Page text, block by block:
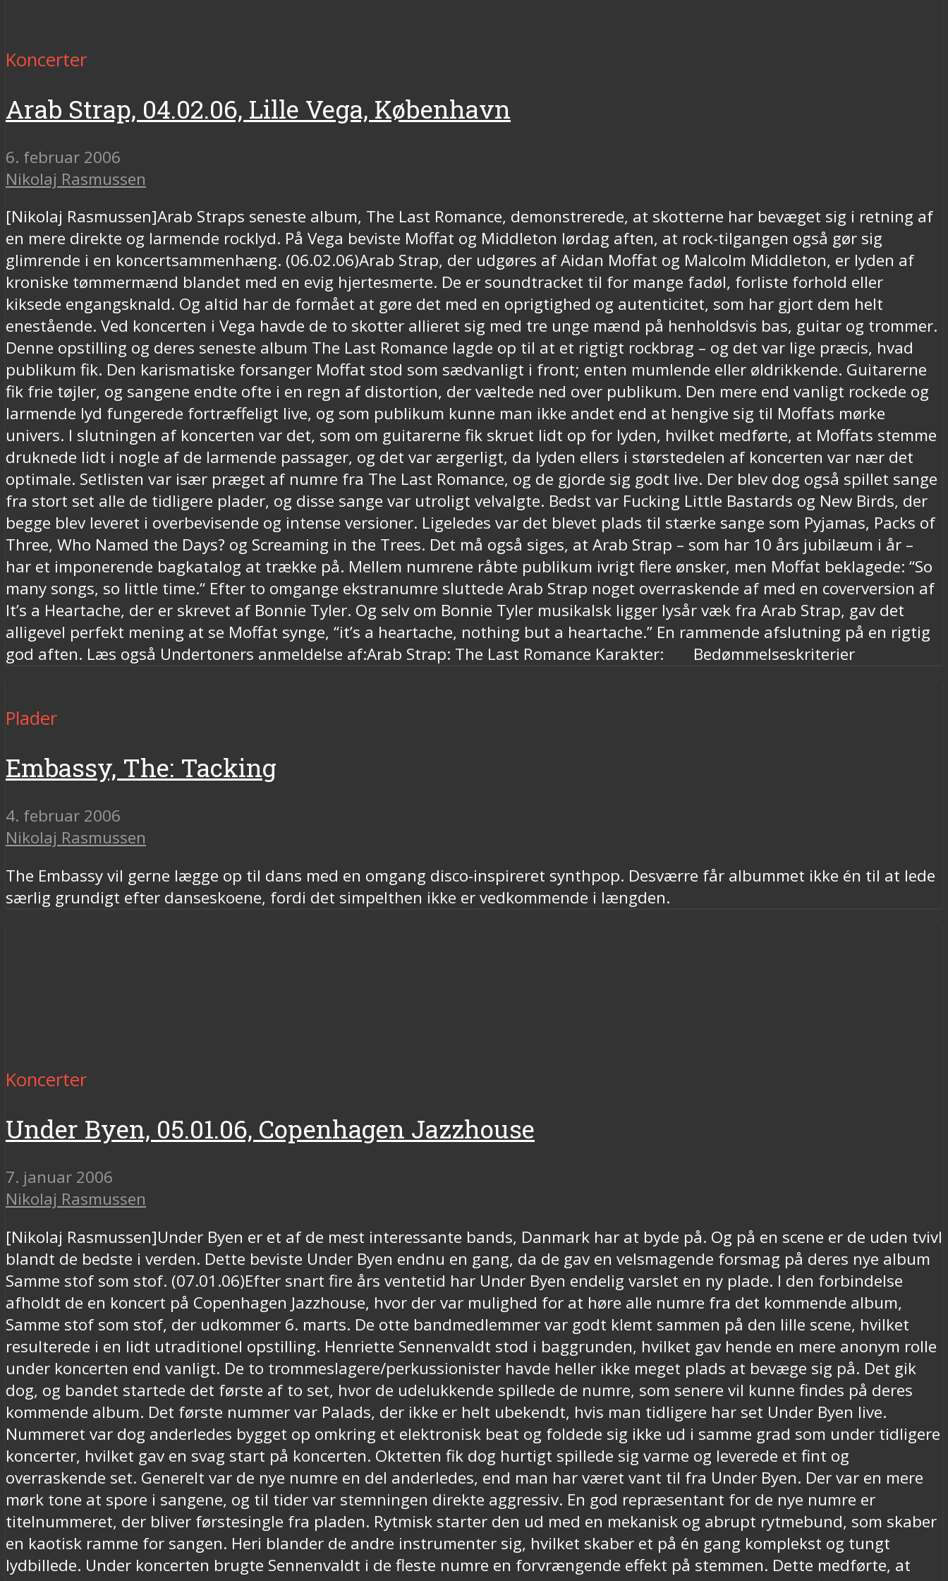
Koncerter
Arab Strap, 04.02.06, Lille Vega, København
6. februar 2006
Nikolaj Rasmussen
[Nikolaj Rasmussen]Arab Straps seneste album, The Last Romance, demonstrerede, at skotterne har bevæget sig i retning af
en mere direkte og larmende rocklyd. På Vega beviste Moffat og Middleton lørdag aften, at rock-tilgangen også gør sig
glimrende i en koncertsammenhæng. (06.02.06)Arab Strap, der udgøres af Aidan Moffat og Malcolm Middleton, er lyden af
kroniske tømmermænd blandet med en evig hjertesmerte. De er soundtracket til for mange fadøl, forliste forhold eller
kiksede engangsknald. Og altid har de formået at gøre det med en oprigtighed og autenticitet, som har gjort dem helt
enestående. Ved koncerten i Vega havde de to skotter allieret sig med tre unge mænd på henholdsvis bas, guitar og trommer.
Denne opstilling og deres seneste album The Last Romance lagde op til at et rigtigt rockbrag – og det var lige præcis, hvad
publikum fik. Den karismatiske forsanger Moffat stod som sædvanligt i front; enten mumlende eller øldrikkende. Guitarerne
fik frie tøjler, og sangene endte ofte i en regn af distortion, der væltede ned over publikum. Den mere end vanligt rockede og
larmende lyd fungerede fortræffeligt live, og som publikum kunne man ikke andet end at hengive sig til Moffats mørke
univers. I slutningen af koncerten var det, som om guitarerne fik skruet lidt op for lyden, hvilket medførte, at Moffats stemme
druknede lidt i nogle af de larmende passager, og det var ærgerligt, da lyden ellers i størstedelen af koncerten var nær det
optimale. Setlisten var især præget af numre fra The Last Romance, og de gjorde sig godt live. Der blev dog også spillet sange
fra stort set alle de tidligere plader, og disse sange var utroligt velvalgte. Bedst var Fucking Little Bastards og New Birds, der
begge blev leveret i overbevisende og intense versioner. Ligeledes var det blevet plads til stærke sange som Pyjamas, Packs of
Three, Who Named the Days? og Screaming in the Trees. Det må også siges, at Arab Strap – som har 10 års jubilæum i år –
har et imponerende bagkatalog at trække på. Mellem numrene råbte publikum ivrigt flere ønsker, men Moffat beklagede: “So
many songs, so little time.“ Efter to omgange ekstranumre sluttede Arab Strap noget overraskende af med en coverversion af
It’s a Heartache, der er skrevet af Bonnie Tyler. Og selv om Bonnie Tyler musikalsk ligger lysår væk fra Arab Strap, gav det
alligevel perfekt mening at se Moffat synge, “it’s a heartache, nothing but a heartache.” En rammende afslutning på en rigtig
god aften. Læs også Undertoners anmeldelse af:Arab Strap: The Last Romance Karakter: Bedømmelseskriterier
Plader
Embassy, The: Tacking
4. februar 2006
Nikolaj Rasmussen
The Embassy vil gerne lægge op til dans med en omgang disco-inspireret synthpop. Desværre får albummet ikke én til at lede
særlig grundigt efter danseskoene, fordi det simpelthen ikke er vedkommende i længden.
Koncerter
Under Byen, 05.01.06, Copenhagen Jazzhouse
7. januar 2006
Nikolaj Rasmussen
[Nikolaj Rasmussen]Under Byen er et af de mest interessante bands, Danmark har at byde på. Og på en scene er de uden tvivl
blandt de bedste i verden. Dette beviste Under Byen endnu en gang, da de gav en velsmagende forsmag på deres nye album
Samme stof som stof. (07.01.06)Efter snart fire års ventetid har Under Byen endelig varslet en ny plade. I den forbindelse
afholdt de en koncert på Copenhagen Jazzhouse, hvor der var mulighed for at høre alle numre fra det kommende album,
Samme stof som stof, der udkommer 6. marts. De otte bandmedlemmer var godt klemt sammen på den lille scene, hvilket
resulterede i en lidt utraditionel opstilling. Henriette Sennenvaldt stod i baggrunden, hvilket gav hende en mere anonym rolle
under koncerten end vanligt. De to trommeslagere/perkussionister havde heller ikke meget plads at bevæge sig på. Det gik
dog, og bandet startede det første af to set, hvor de udelukkende spillede de numre, som senere vil kunne findes på deres
kommende album. Det første nummer var Palads, der ikke er helt ubekendt, hvis man tidligere har set Under Byen live.
Nummeret var dog anderledes bygget op omkring et elektronisk beat og foldede sig ikke ud i samme grad som under tidligere
koncerter, hvilket gav en svag start på koncerten. Oktetten fik dog hurtigt spillede sig varme og leverede et fint og
overraskende set. Generelt var de nye numre en del anderledes, end man har været vant til fra Under Byen. Der var en mere
mørk tone at spore i sangene, og til tider var stemningen direkte aggressiv. En god repræsentant for de nye numre er
titelnummeret, der bliver førstesingle fra pladen. Rytmisk starter den ud med en mekanisk og abrupt rytmebund, som skaber
en kaotisk ramme for sangen. Heri blander de andre instrumenter sig, hvilket skaber et på én gang komplekst og tungt
lydbillede. Under koncerten brugte Sennenvaldt i de fleste numre en forvrængende effekt på stemmen. Dette medførte, at